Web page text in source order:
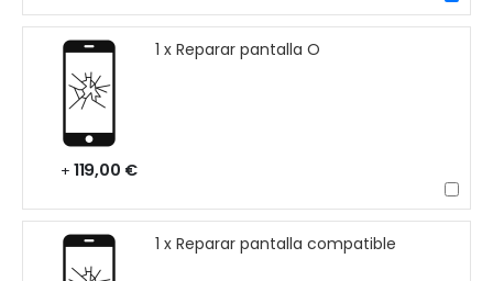
1 x Reparar pantalla O
+ 119,00 €
1 x Reparar pantalla compatible